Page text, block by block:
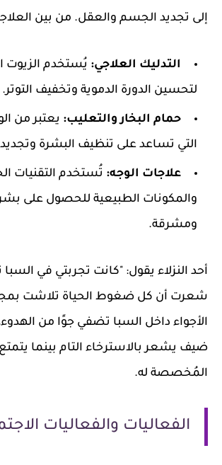
إلى تجديد الجسم والعقل. من بين
التدليك العلاجي: يُستخدم الزيوت
لتحسين الدورة الدموية وتخفيف التوتر.
حمام البخار والتعليب: يعتبر من
التي تساعد على تنظيف البشرة
علاجات الوجه: تُستخدم التقنيات
والمكونات الطبيعية للحصول على
ومشرقة.
أحد النزلاء يقول: "كانت تجربتي في
شعرت أن كل ضغوط الحياة تلاشت
الأجواء داخل السبا تضفي جوًا من
ضيف يشعر بالاسترخاء التام بينما
المُخصصة له.
الفعاليات والفعاليات